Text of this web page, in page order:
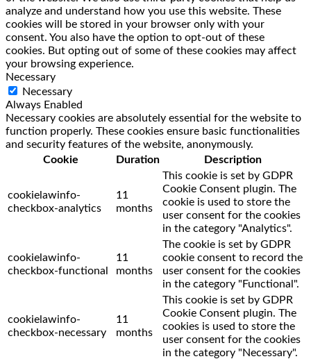
analyze and understand how you use this website. These
cookies will be stored in your browser only with your
consent. You also have the option to opt-out of these
cookies. But opting out of some of these cookies may affect
your browsing experience.
Necessary
Necessary
Always Enabled
Necessary cookies are absolutely essential for the website to
function properly. These cookies ensure basic functionalities
and security features of the website, anonymously.
Cookie
Duration Description
cookielawinfo-
checkbox-analytics
11
months
This cookie is set by GDPR
Cookie Consent plugin. The
cookie is used to store the
user consent for the cookies
in the category "Analytics".
cookielawinfo-
checkbox-functional
11
months
The cookie is set by GDPR
cookie consent to record the
user consent for the cookies
in the category "Functional".
cookielawinfo-
checkbox-necessary
11
months
This cookie is set by GDPR
Cookie Consent plugin. The
cookies is used to store the
user consent for the cookies
in the category "Necessary".